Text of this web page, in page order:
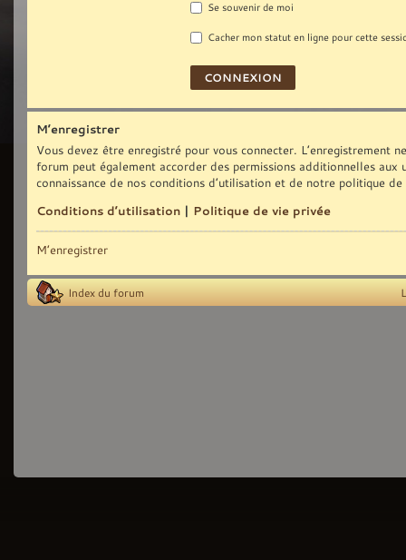
Se souvenir de moi
Cacher mon statut en ligne pour cette
M’enregistrer
Vous devez être enregistré pour vous connecter. L’enregistrement
forum peut également accorder des permissions additionnelles
connaissance de nos conditions d’utilisation et de notre politique
Conditions d’utilisation | Politique de vie privée
M’enregistrer
Index du forum